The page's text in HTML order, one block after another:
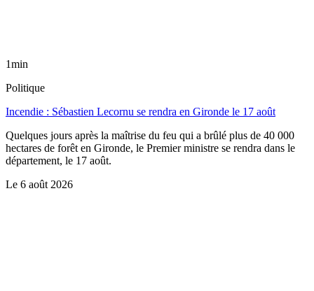
1min
Politique
Incendie : Sébastien Lecornu se rendra en Gironde le 17 août
Quelques jours après la maîtrise du feu qui a brûlé plus de 40 000
hectares de forêt en Gironde, le Premier ministre se rendra dans le
département, le 17 août.
Le 6 août 2026